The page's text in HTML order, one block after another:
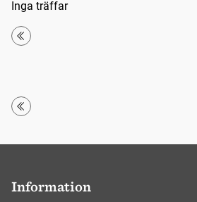
Inga träffar
Första
Första
Information